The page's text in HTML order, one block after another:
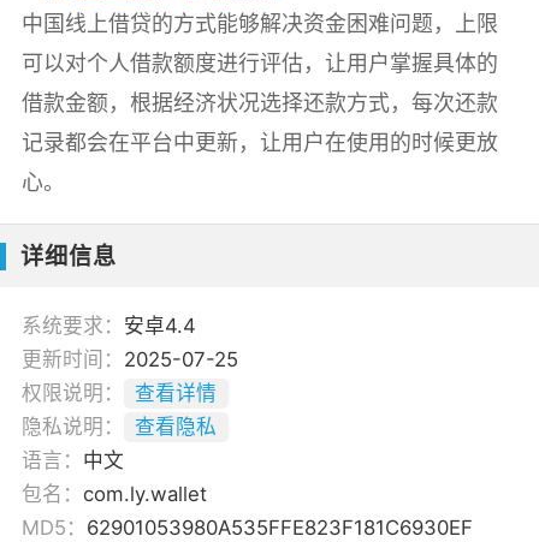
中国线上借贷的方式能够解决资金困难问题，上限
可以对个人借款额度进行评估，让用户掌握具体的
借款金额，根据经济状况选择还款方式，每次还款
记录都会在平台中更新，让用户在使用的时候更放
心。
详细信息
系统要求： 安卓4.4
更新时间： 2025-07-25
权限说明：
查看详情
隐私说明：
查看隐私
语言： 中文
包名： com.ly.wallet
MD5： 62901053980A535FFE823F181C6930EF